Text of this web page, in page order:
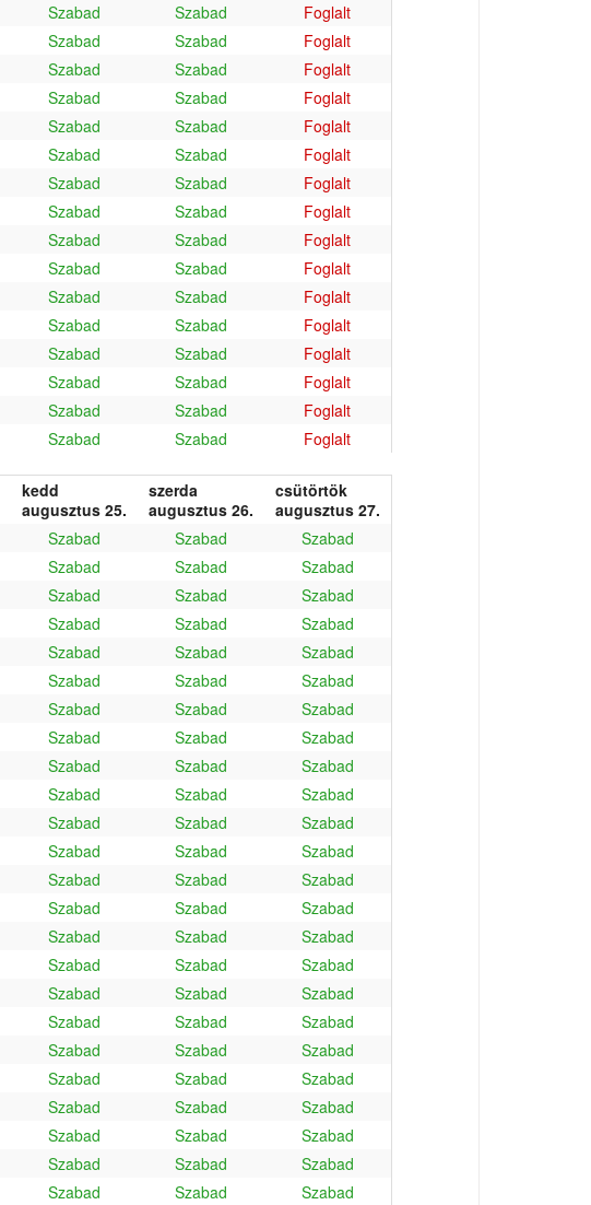
Szabad Szabad
Foglalt
Szabad Szabad
Foglalt
Szabad Szabad
Foglalt
Szabad Szabad
Foglalt
Szabad Szabad
Foglalt
Szabad Szabad
Foglalt
Szabad Szabad
Foglalt
Szabad Szabad
Foglalt
Szabad Szabad
Foglalt
Szabad Szabad
Foglalt
Szabad Szabad
Foglalt
Szabad Szabad
Foglalt
Szabad Szabad
Foglalt
Szabad Szabad
Foglalt
Szabad Szabad
Foglalt
Szabad Szabad Foglalt
kedd
augusztus 25.
szerda
augusztus 26.
csütörtök
augusztus 27.
Szabad Szabad
Szabad
Szabad Szabad
Szabad
Szabad Szabad
Szabad
Szabad Szabad
Szabad
Szabad Szabad
Szabad
Szabad Szabad
Szabad
Szabad Szabad
Szabad
Szabad Szabad
Szabad
Szabad Szabad
Szabad
Szabad Szabad
Szabad
Szabad Szabad
Szabad
Szabad Szabad
Szabad
Szabad Szabad
Szabad
Szabad Szabad
Szabad
Szabad Szabad
Szabad
Szabad Szabad
Szabad
Szabad Szabad
Szabad
Szabad Szabad
Szabad
Szabad Szabad
Szabad
Szabad Szabad
Szabad
Szabad Szabad
Szabad
Szabad Szabad
Szabad
Szabad Szabad
Szabad
Szabad Szabad Szabad